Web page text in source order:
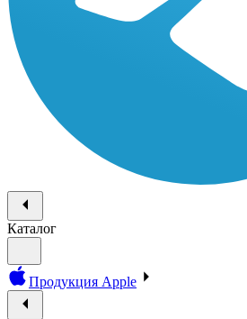
Каталог
Продукция Apple